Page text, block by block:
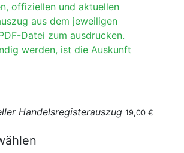
offiziellen und aktuellen
aus dem jeweiligen
Datei zum ausdrucken.
werden, ist die Auskunft
Handelsregisterauszug 19,00 €